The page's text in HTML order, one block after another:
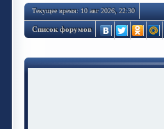
Текущее время: 10 авг 2026, 22:30
Список форумов